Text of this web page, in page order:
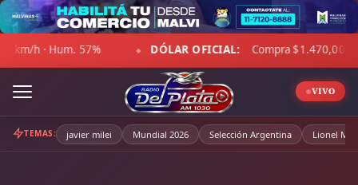
Skip
to
contentDÓLAR OFICIAL: Compra $1.470,00 · Venta $1.521,00
VIVO
TEMAS: javier milei Mundial 2026 Selección Argentina Lionel